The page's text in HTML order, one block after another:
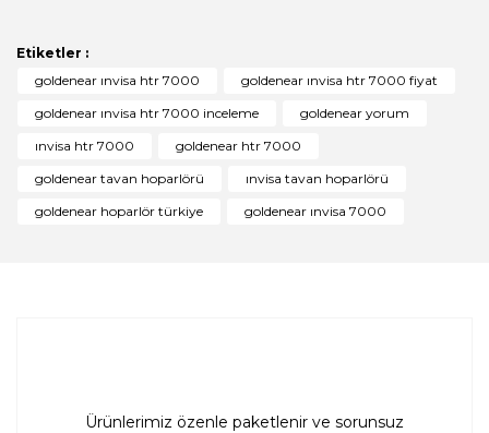
Yorum Yaz
Ürün açıklamasında eksik bilgiler bulunuyor.
Ürün bilgilerinde hatalar bulunuyor.
Ürün fiyatı diğer sitelerden daha pahalı.
Bu ürüne benzer farklı alternatifler olmalı.
Etiketler :
goldenear ınvisa htr 7000
goldenear ınvisa htr 7000 fiyat
goldenear ınvisa htr 7000 inceleme
goldenear yorum
ınvisa htr 7000
goldenear htr 7000
goldenear tavan hoparlörü
ınvisa tavan hoparlörü
goldenear hoparlör türkiye
goldenear ınvisa 7000
Ürünlerimiz özenle paketlenir ve sorunsuz